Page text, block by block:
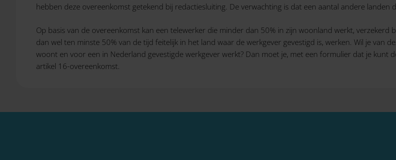
hebben deze overeenkomst getekend bij redactiesluiting. De verwachting is dat een aantal andere landen
Op basis van de overeenkomst kan een telewerker die minder dan 50% in zijn woonland werkt,
dan wel ten minste 50% van de tijd feitelijk in het land waar de werkgever gevestigd is, werken. Wil je van
woont en voor een in Nederland gevestigde werkgever werkt? Dan moet je, met een formulier dat je kunt
artikel 16-overeenkomst.